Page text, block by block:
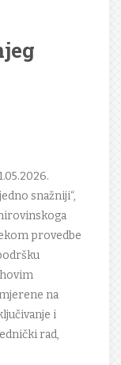
snažniji“,
provedbe
na
i
rad,